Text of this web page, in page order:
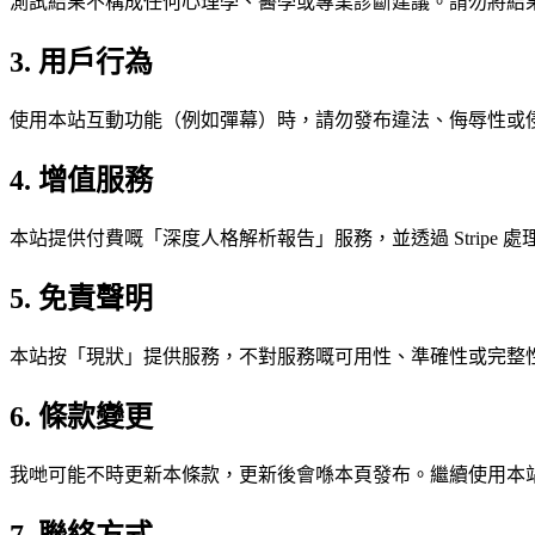
3. 用戶行為
使用本站互動功能（例如彈幕）時，請勿發布違法、侮辱性
4. 增值服務
本站提供付費嘅「深度人格解析報告」服務，並透過 Stripe
5. 免責聲明
本站按「現狀」提供服務，不對服務嘅可用性、準確性或完
6. 條款變更
我哋可能不時更新本條款，更新後會喺本頁發布。繼續使用本